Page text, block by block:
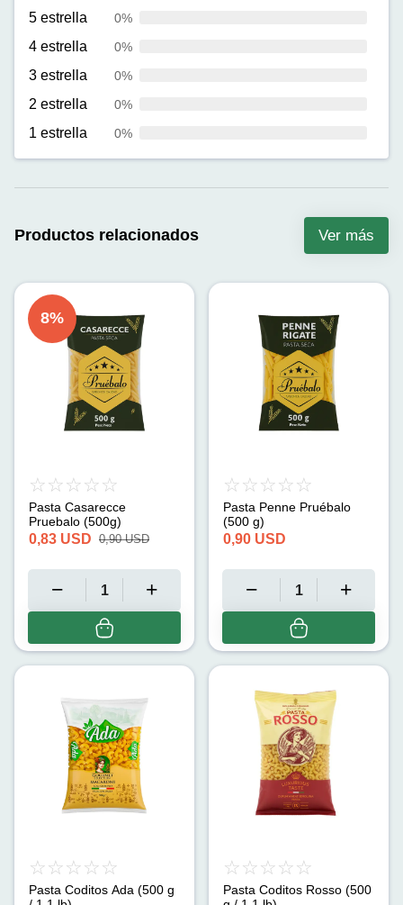
5 estrella 0%
4 estrella 0%
3 estrella 0%
2 estrella 0%
1 estrella 0%
Productos relacionados Ver más
8%
Pasta Casarecce
Pruebalo (500g)
0,83 USD 0,90 USD
Pasta Penne Pruébalo
(500 g)
0,90 USD
Pasta Coditos Ada (500 g
Pasta Coditos Rosso (500